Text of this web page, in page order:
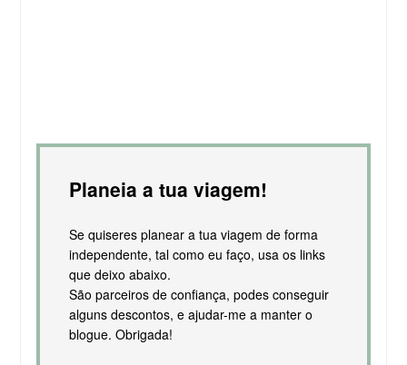
Planeia a tua viagem!
Se quiseres planear a tua viagem de forma
independente, tal como eu faço, usa os links
que deixo abaixo.
São parceiros de confiança, podes conseguir
alguns descontos, e ajudar-me a manter o
blogue. Obrigada!